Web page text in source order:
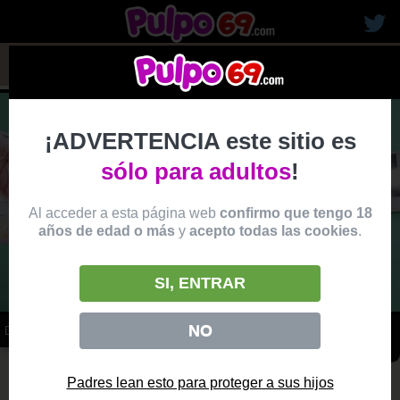
¡ADVERTENCIA este sitio es
sólo para adultos!
Al acceder a esta página web confirmo que tengo 18
años de edad o más y acepto todas las cookies.
NO
SI, ENTRAR
Padres lean esto para proteger a sus hijos
DOCTOR LE DA LECHE CALIENTE A PACIENTE
Producido por: BRAZZERS